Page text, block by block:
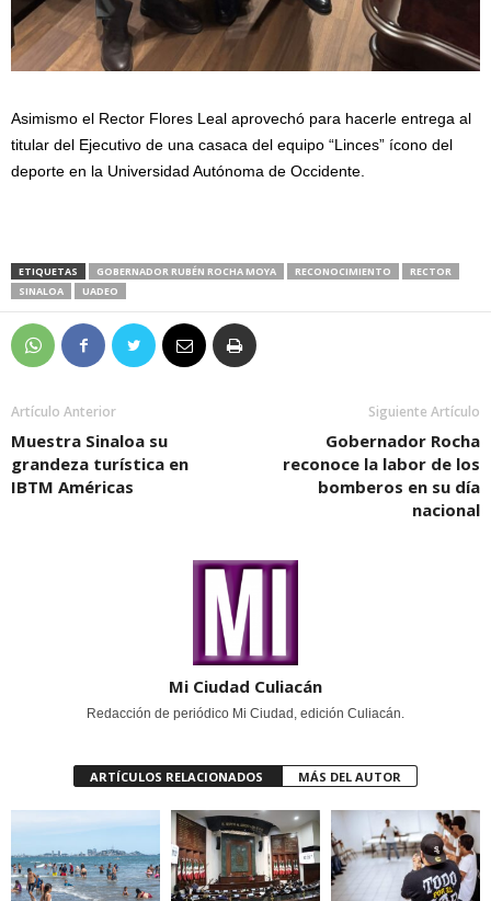
Asimismo el Rector Flores Leal aprovechó para hacerle entrega al
titular del Ejecutivo de una casaca del equipo “Linces” ícono del
deporte en la Universidad Autónoma de Occidente.
ETIQUETAS GOBERNADOR RUBÉN ROCHA MOYA RECONOCIMIENTO
RECTOR
SINALOA
UADEO
Artículo Anterior
Muestra Sinaloa su
grandeza turística en
IBTM Américas
Siguiente Artículo
Gobernador Rocha
reconoce la labor de los
bomberos en su día
nacional
Mi Ciudad Culiacán
Redacción de periódico Mi Ciudad, edición Culiacán.
ARTÍCULOS RELACIONADOS MÁS DEL AUTOR